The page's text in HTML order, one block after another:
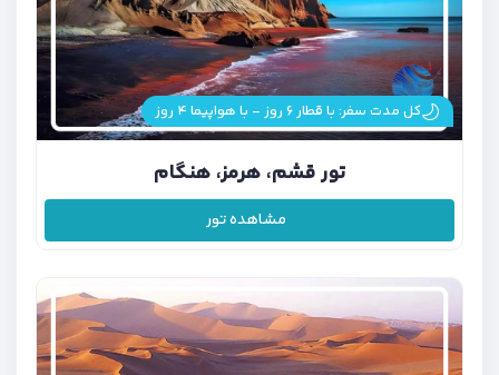
کل مدت سفر: با قطار ۶ روز - با هواپیما ۴ روز
تور قشم، هرمز، هنگام
مشاهده تور